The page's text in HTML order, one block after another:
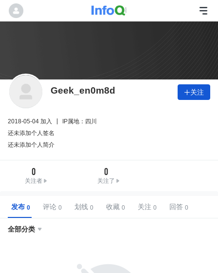
Geek_en0m8d 关注
2018-05-04 加入
IP属地：四川
还未添加个人签名
还未添加个人简介
0
关注者
0
关注了
发布 评论 划线 收藏 关注 回答
全部分类 